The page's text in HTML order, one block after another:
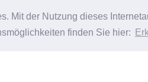
Mit der Nutzung dieses
finden Sie hier: